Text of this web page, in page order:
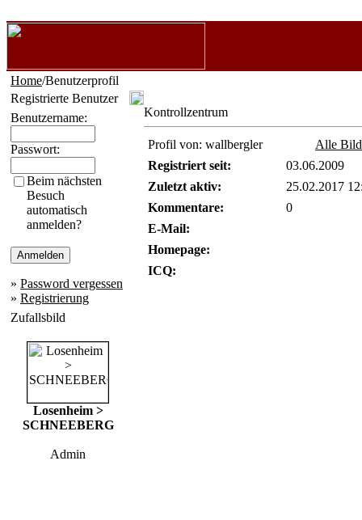
Home/Benutzerprofil
Registrierte Benutzer
Benutzername:
Passwort:
Beim nächsten
Besuch
automatisch
anmelden?
» Password vergessen
» Registrierung
Zufallsbild
Losenheim >
SCHNEEBERG
Admin
Kontrollzentrum
Profil von: wallbergler
Alle
Registriert seit:
03.06.2009
Zuletzt aktiv:
25.02.2017
Kommentare:
0
E-Mail:
Homepage:
ICQ: